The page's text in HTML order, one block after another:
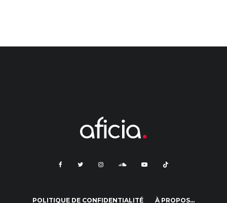
POLITIQUE DE CONFIDENTIALITÉ À PROPOS…